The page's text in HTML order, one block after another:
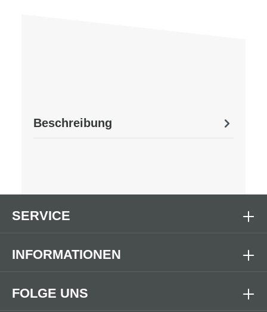
Beschreibung
FOLGE UNS
SERVICE
INFORMATIONEN